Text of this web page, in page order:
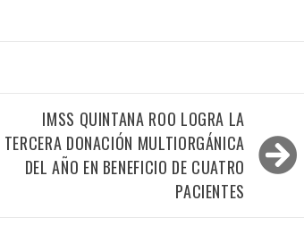
IMSS QUINTANA ROO LOGRA LA
TERCERA DONACIÓN MULTIORGÁNICA
DEL AÑO EN BENEFICIO DE CUATRO
PACIENTES